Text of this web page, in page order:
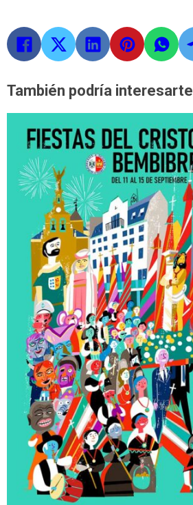
También podría interesarte